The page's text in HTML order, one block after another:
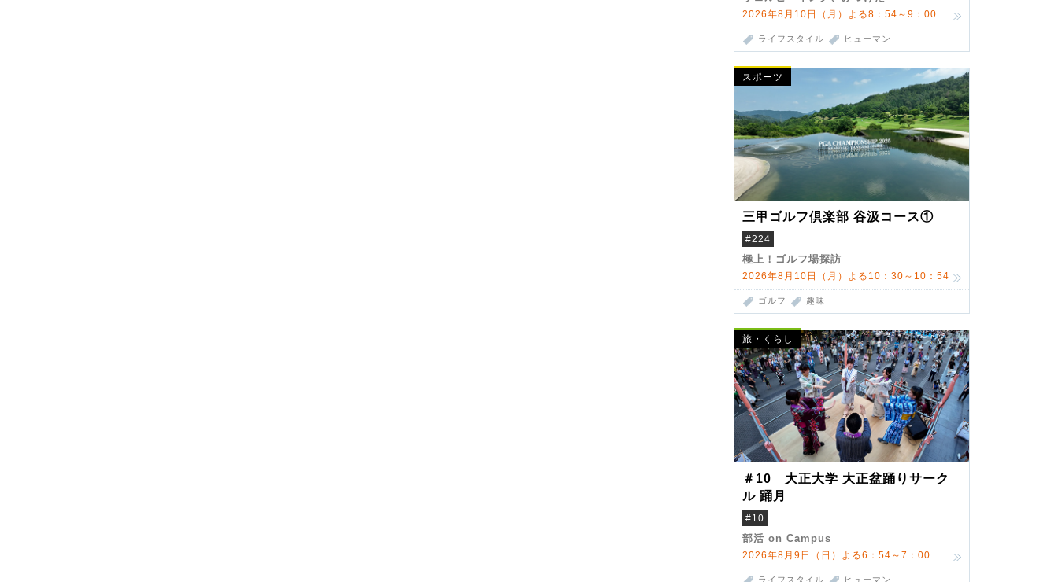
2026年8月10日（月）よる8：54～9：00
ライフスタイル ヒューマン
スポーツ
三甲ゴルフ倶楽部 谷汲コース①
#224
極上！ゴルフ場探訪
2026年8月10日（月）よる10：30～10：54
ゴルフ 趣味
旅・くらし
＃10 大正大学 大正盆踊りサーク
ル 踊月
#10
部活 on Campus
2026年8月9日（日）よる6：54～7：00
ライフスタイル ヒューマン